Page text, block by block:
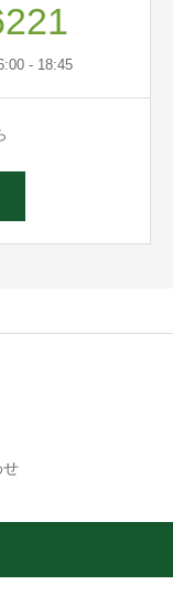
- 18:45
せ